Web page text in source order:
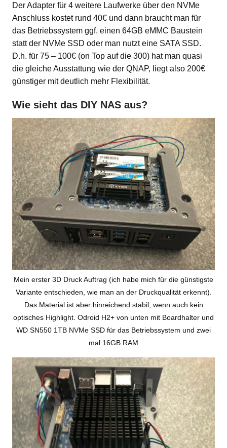
Der Adapter für 4 weitere Laufwerke über den NVMe
Anschluss kostet rund 40€ und dann braucht man für
das Betriebssystem ggf. einen 64GB eMMC Baustein
statt der NVMe SSD oder man nutzt eine SATA SSD.
D.h. für 75 – 100€ (on Top auf die 300) hat man quasi
die gleiche Ausstattung wie der QNAP, liegt also 200€
günstiger mit deutlich mehr Flexibilität.
Wie sieht das DIY NAS aus?
Mein erster 3D Druck Auftrag (ich habe mich für die günstigste
Variante entschieden, wie man an der Druckqualität erkennt).
Das Material ist aber hinreichend stabil, wenn auch kein
optisches Highlight. Odroid H2+ von unten mit Boardhalter und
WD SN550 1TB NVMe SSD für das Betriebssystem und zwei
mal 16GB RAM